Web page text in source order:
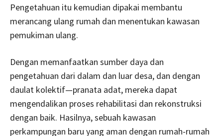
Pengetahuan itu kemudian dipakai membantu
merancang ulang rumah dan menentukan kawasan
pemukiman ulang.
Dengan memanfaatkan sumber daya dan
pengetahuan dari dalam dan luar desa, dan dengan
daulat kolektif—pranata adat, mereka dapat
mengendalikan proses rehabilitasi dan rekonstruksi
dengan baik. Hasilnya, sebuah kawasan
perkampungan baru yang aman dengan rumah-rumah